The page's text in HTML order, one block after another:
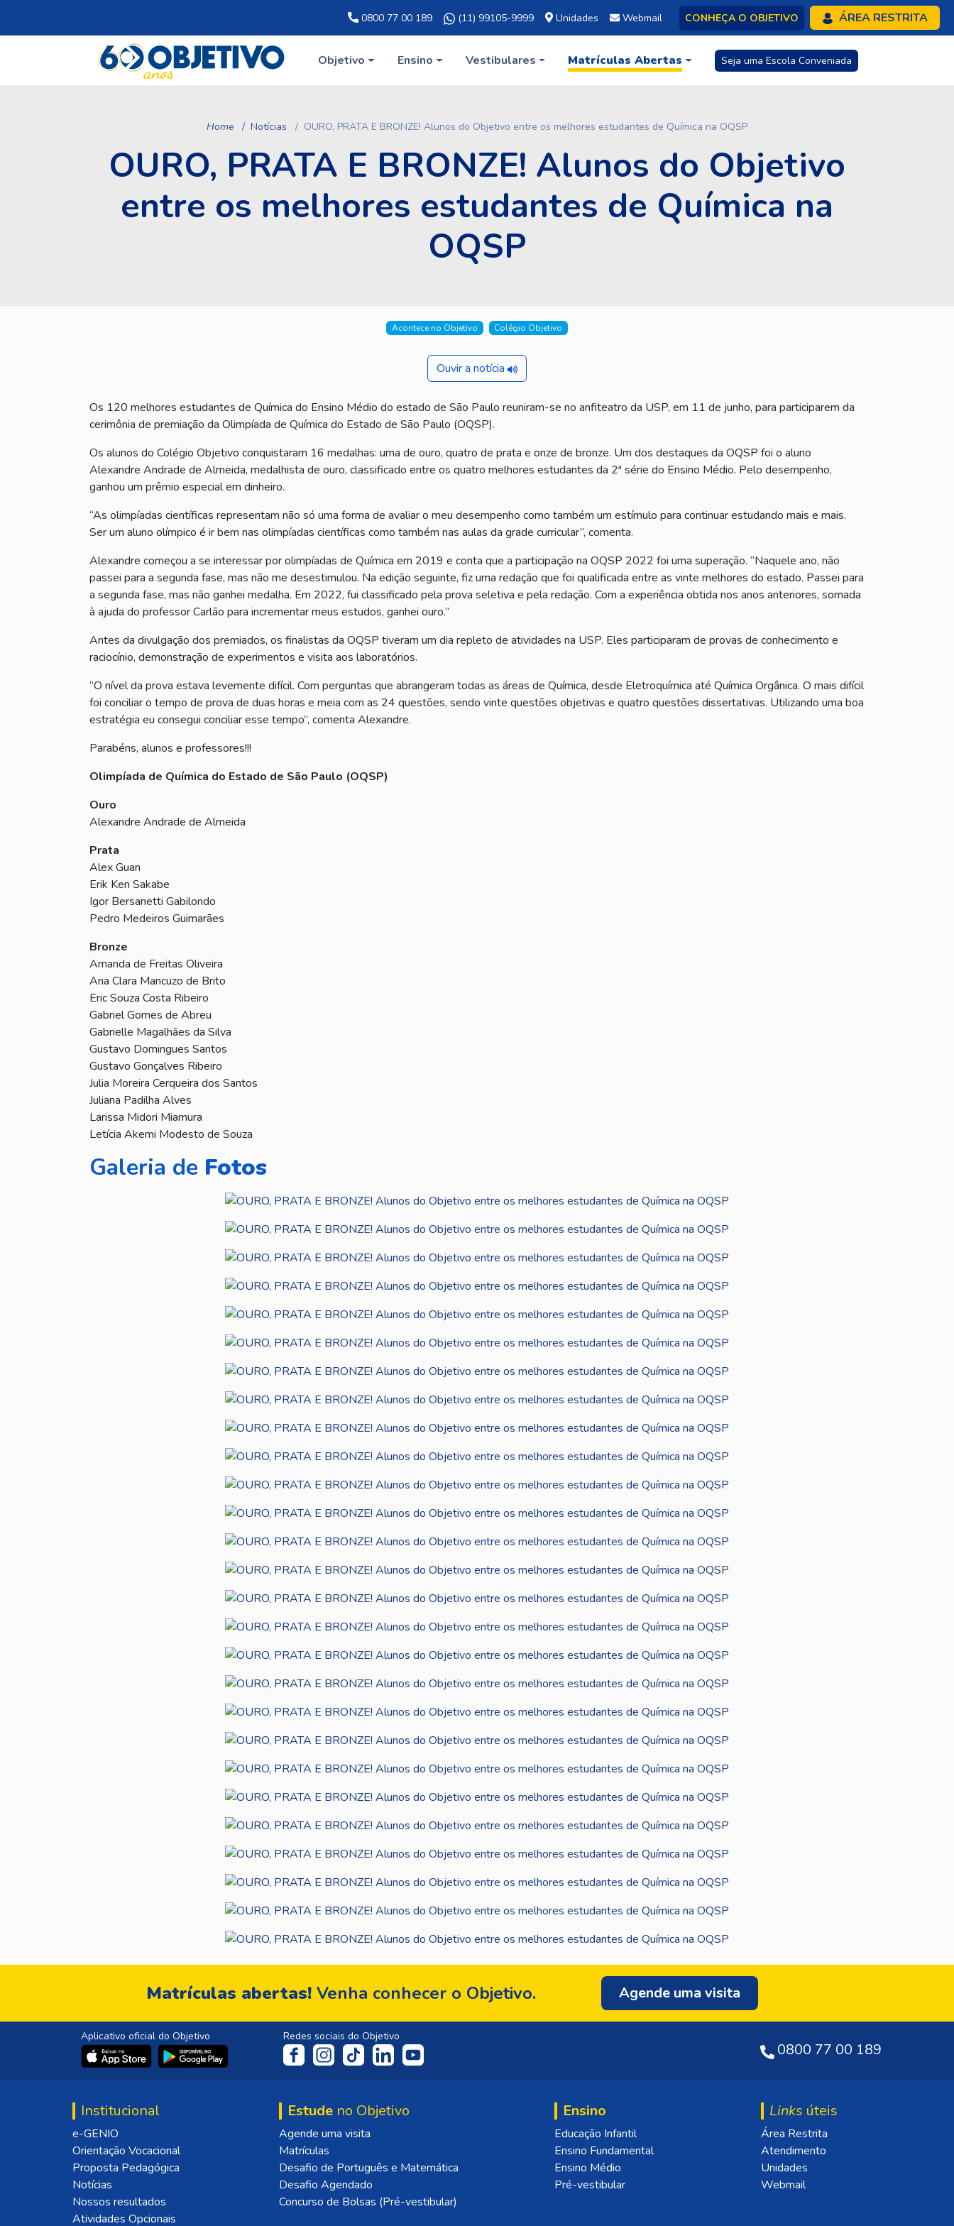
0800 77 00 189 (11) 99105-9999 Unidades Webmail CONHEÇA O OBJETIVO ÁREA RESTRITA
Objetivo Ensino Vestibulares Matrículas Abertas Seja uma Escola Conveniada
Home Notícias OURO, PRATA E BRONZE! Alunos do Objetivo entre os melhores estudantes de Química na OQSP
OURO, PRATA E BRONZE! Alunos do Objetivo
entre os melhores estudantes de Química na
OQSP
Acontece no Objetivo Colégio Objetivo
Ouvir a notícia
Os 120 melhores estudantes de Química do Ensino Médio do estado de São Paulo reuniram-se no anfiteatro da USP, em 11 de junho, para participarem da
cerimônia de premiação da Olimpíada de Química do Estado de São Paulo (OQSP).
Os alunos do Colégio Objetivo conquistaram 16 medalhas: uma de ouro, quatro de prata e onze de bronze. Um dos destaques da OQSP foi o aluno
Alexandre Andrade de Almeida, medalhista de ouro, classificado entre os quatro melhores estudantes da 2ª série do Ensino Médio. Pelo desempenho,
ganhou um prêmio especial em dinheiro.
“As olimpíadas científicas representam não só uma forma de avaliar o meu desempenho como também um estímulo para continuar estudando mais e mais.
Ser um aluno olímpico é ir bem nas olimpíadas científicas como também nas aulas da grade curricular”, comenta.
Alexandre começou a se interessar por olimpíadas de Química em 2019 e conta que a participação na OQSP 2022 foi uma superação. “Naquele ano, não
passei para a segunda fase, mas não me desestimulou. Na edição seguinte, fiz uma redação que foi qualificada entre as vinte melhores do estado. Passei para
a segunda fase, mas não ganhei medalha. Em 2022, fui classificado pela prova seletiva e pela redação. Com a experiência obtida nos anos anteriores, somada
à ajuda do professor Carlão para incrementar meus estudos, ganhei ouro.”
Antes da divulgação dos premiados, os finalistas da OQSP tiveram um dia repleto de atividades na USP. Eles participaram de provas de conhecimento e
raciocínio, demonstração de experimentos e visita aos laboratórios.
“O nível da prova estava levemente difícil. Com perguntas que abrangeram todas as áreas de Química, desde Eletroquímica até Química Orgânica. O mais difícil
foi conciliar o tempo de prova de duas horas e meia com as 24 questões, sendo vinte questões objetivas e quatro questões dissertativas. Utilizando uma boa
estratégia eu consegui conciliar esse tempo”, comenta Alexandre.
Parabéns, alunos e professores!!!
Olimpíada de Química do Estado de São Paulo (OQSP)
Ouro
Alexandre Andrade de Almeida
Prata
Alex Guan
Erik Ken Sakabe
Igor Bersanetti Gabilondo
Pedro Medeiros Guimarães
Bronze
Amanda de Freitas Oliveira
Ana Clara Mancuzo de Brito
Eric Souza Costa Ribeiro
Gabriel Gomes de Abreu
Gabrielle Magalhães da Silva
Gustavo Domingues Santos
Gustavo Gonçalves Ribeiro
Julia Moreira Cerqueira dos Santos
Juliana Padilha Alves
Larissa Midori Miamura
Letícia Akemi Modesto de Souza
Galeria de Fotos
Matrículas abertas! Venha conhecer o Objetivo. Agende uma visita
Aplicativo oficial do Objetivo Redes sociais do Objetivo
0800 77 00 189
Institucional
e-GENIO
Orientação Vocacional
Proposta Pedagógica
Notícias
Nossos resultados
Atividades Opcionais
Estude no Objetivo
Agende uma visita
Matrículas
Desafio de Português e Matemática
Desafio Agendado
Concurso de Bolsas (Pré-vestibular)
Ensino
Educação Infantil
Ensino Fundamental
Ensino Médio
Pré-vestibular
Links úteis
Área Restrita
Atendimento
Unidades
Webmail